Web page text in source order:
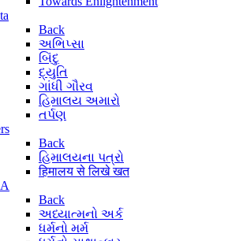
Back
અભિપ્સા
બિંદુ
દ્યુતિ
ગાંધી ગૌરવ
હિમાલય અમારો
તર્પણ
Back
હિમાલયના પત્રો
हिमालय से लिखे खत
Back
અધ્યાત્મનો અર્ક
ધર્મનો મર્મ